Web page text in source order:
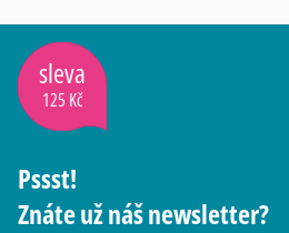
sleva
125 Kč
Pssst!
Znáte už náš newsletter?